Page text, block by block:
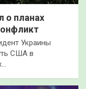
о планах
Украины
США в